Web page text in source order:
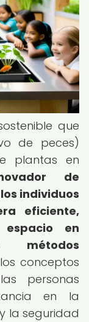
que
de peces)
plantas en
de
individuos
eficiente,
en
métodos
conceptos
personas
en la
la seguridad